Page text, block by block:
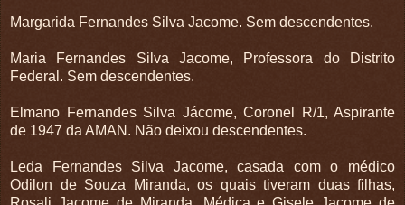
Margarida Fernandes Silva Jacome. Sem descendentes.
Maria Fernandes Silva Jacome, Professora do Distrito
Federal. Sem descendentes.
Elmano Fernandes Silva Jácome, Coronel R/1, Aspirante
de 1947 da AMAN. Não deixou descendentes.
Leda Fernandes Silva Jacome, casada com o médico
Odilon de Souza Miranda, os quais tiveram duas filhas,